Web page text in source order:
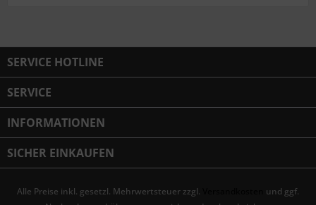
SERVICE HOTLINE
SERVICE
INFORMATIONEN
SICHER EINKAUFEN
Alle Preise inkl. gesetzl. Mehrwertsteuer zzgl.
und ggf.